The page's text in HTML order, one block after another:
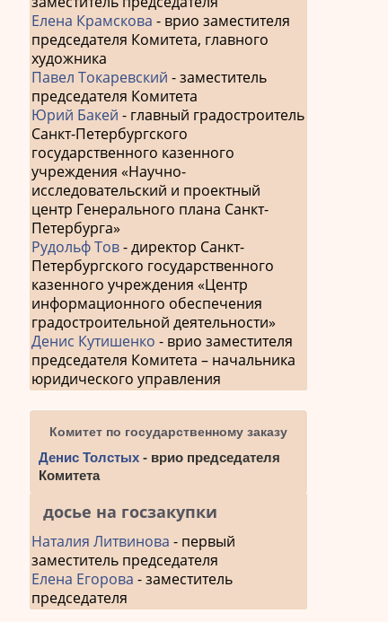
Елена Крамскова - врио заместителя
председателя Комитета, главного
художника
Павел Токаревский - заместитель
председателя Комитета
Юрий Бакей - главный градостроитель
Санкт-Петербургского
государственного казенного
учреждения «Научно-
исследовательский и проектный
центр Генерального плана Санкт-
Петербурга»
Рудольф Тов- директор Санкт-
Петербургского государственного
казенного учреждения «Центр
информационного обеспечения
градостроительной деятельности»
Денис Кутишенко - врио заместителя
председателя Комитета – начальника
юридического управления
Комитет по государственному заказу
Денис Толстых - врио председателя
Комитета
досье на госзакупки
Наталия Литвинова - первый
заместитель председателя
Елена Егорова - заместитель
председателя